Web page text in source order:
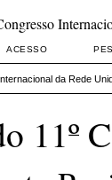
ACESSO
da Rede
11º